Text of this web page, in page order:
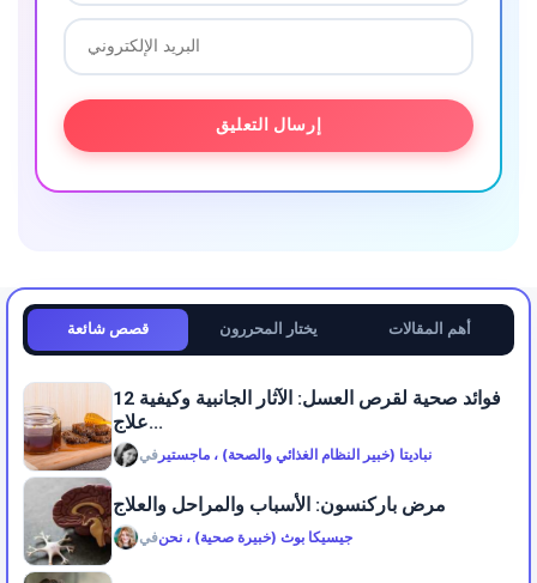
قصص شائعة يختار المحررون أهم المقالات
12 فوائد صحية لقرص العسل: الآثار الجانبية وكيفية
علاج...
في نباديتا (خبير النظام الغذائي والصحة) ، ماجستير
مرض باركنسون: الأسباب والمراحل والعلاج
فيجيسيكا بوث (خبيرة صحية) ، نحن